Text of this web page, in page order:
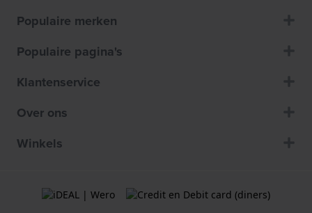
Populaire merken
Populaire pagina's
Klantenservice
Over ons
Winkels